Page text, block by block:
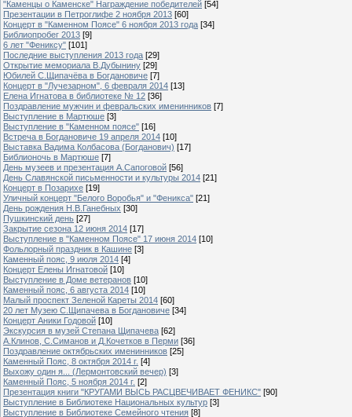
"Каменцы о Каменске" Награждение победителей [54]
Презентации в Петроглифе 2 ноября 2013 [60]
Концерт в "Каменном Поясе" 6 ноября 2013 года [34]
Библиопробег 2013 [9]
6 лет "Фениксу" [101]
Последние выступления 2013 года [29]
Открытие мемориала В.Дубынину [29]
Юбилей С.Щипачёва в Богдановиче [7]
Концерт в "Лучезарном", 6 февраля 2014 [13]
Елена Игнатова в библиотеке № 12 [36]
Поздравление мужчин и февральских именинников [7]
Выступление в Мартюше [3]
Выступление в "Каменном поясе" [16]
Встреча в Богдановиче 19 апреля 2014 [10]
Выставка Вадима Колбасова (Богданович) [17]
Библионочь в Мартюше [7]
День музеев и презентация А.Сапоговой [56]
День Славянской письменности и культуры 2014 [21]
Концерт в Позарихе [19]
Уличный концерт "Белого Воробья" и "Феникса" [21]
День рождения Н.В.Ганебных [30]
Пушкинский день [27]
Закрытие сезона 12 июня 2014 [17]
Выступление в "Каменном Поясе" 17 июня 2014 [10]
Фольлорный праздник в Кашине [3]
Каменный пояс, 9 июля 2014 [4]
Концерт Елены Игнатовой [10]
Выступление в Доме ветеранов [10]
Каменный пояс, 6 августа 2014 [10]
Малый проспект Зеленой Кареты 2014 [60]
20 лет Музею С.Щипачева в Богдановиче [34]
Концерт Аники Годовой [10]
Экскурсия в музей Степана Щипачева [62]
А.Клинов, С.Симанов и Д.Кочетков в Перми [36]
Поздравление октябрьских именинников [25]
Каменный Пояс, 8 октября 2014 г. [4]
Выхожу один я... (Лермонтовский вечер) [3]
Каменный Пояс, 5 ноября 2014 г. [2]
Презентация книги "КРУГАМИ ВЫСЬ РАСЦВЕЧИВАЕТ ФЕНИКС" [90]
Выступление в Библиотеке Национальных культур [3]
Выступление в Библиотеке Семейного чтения [8]